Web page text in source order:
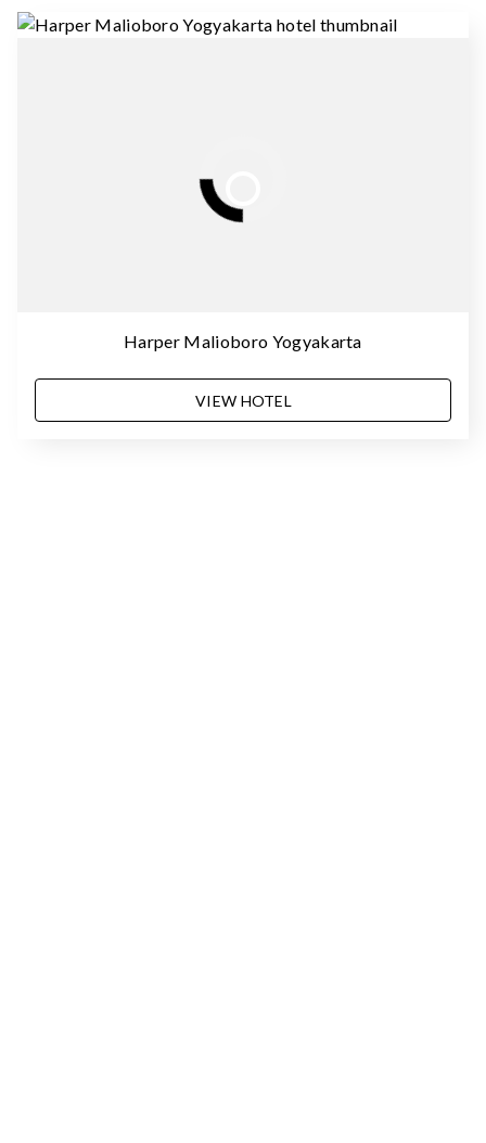
Harper Malioboro Yogyakarta
VIEW HOTEL